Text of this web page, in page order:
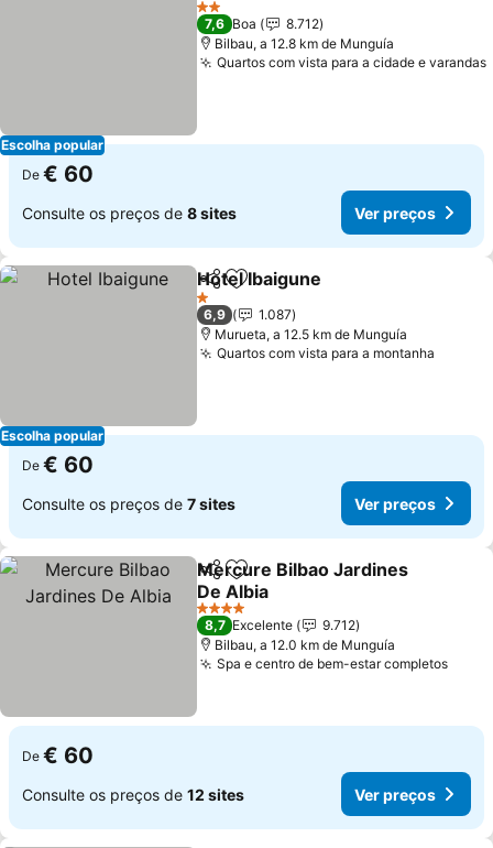
Escolha popular
2 Estrelas
7,6 Boa
8.712
Bilbau, a 12.8 km de Munguía
Quartos com vista para a cidade e varandas
De € 60
Consulte os preços de 8 sites Ver preços
Escolha popular
PartilharAdicionar aos favoritos
Hotel Ibaigune
1 Estrelas
6,9
1.087
Murueta, a 12.5 km de Munguía
Quartos com vista para a montanha
De € 60
Consulte os preços de 7 sites Ver preços
PartilharAdicionar aos favoritos
Mercure Bilbao Jardines
De Albia
Ver preços
4 Estrelas
8,7 Excelente
9.712
Bilbau, a 12.0 km de Munguía
Spa e centro de bem-estar completosVer
De € 60
Consulte os preços de 12 sites Ver preços